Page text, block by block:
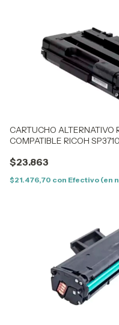
CARTUCHO ALTERNATIVO
COMPATIBLE RICOH
$23.863
$21.476,70 con Efectivo (en